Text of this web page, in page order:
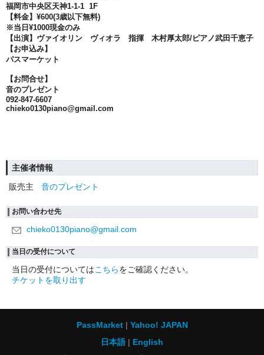
福岡市中央区天神1-1-1 1F
【料金】¥600(3歳以下無料)
※当日¥1000現金のみ
【出演】ヴァイオリン ヴィオラ 指揮 木村厚太郎/ピアノ武田千恵子
【お申込み】
パスマーケット
【お問合せ】
音のプレゼント
092-847-6607
chieko0130piano@gmail.com
主催者情報
販売主
音のプレゼント
お問い合わせ先
chieko0130piano@gmail.com
当日の受付について
当日の受付についてはこちらをご確認ください。
チケットを取り出す
PassMarket
Yahoo! JAPAN
日本語
English